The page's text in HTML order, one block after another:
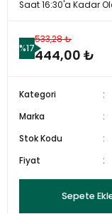
Saat 16:30'a Kadar
%17
533,28 ₺
444,00 ₺
Kategori
Marka
Stok Kodu
Fiyat
Sepete